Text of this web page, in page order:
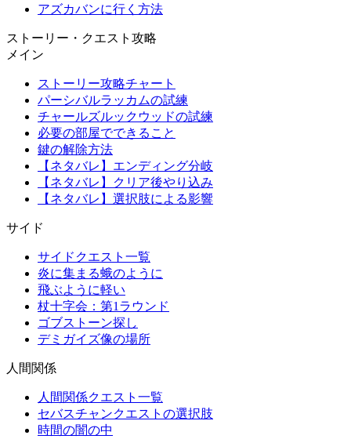
アズカバンに行く方法
ストーリー・クエスト攻略
メイン
ストーリー攻略チャート
パーシバルラッカムの試練
チャールズルックウッドの試練
必要の部屋でできること
鍵の解除方法
【ネタバレ】エンディング分岐
【ネタバレ】クリア後やり込み
【ネタバレ】選択肢による影響
サイド
サイドクエスト一覧
炎に集まる蛾のように
飛ぶように軽い
杖十字会：第1ラウンド
ゴブストーン探し
デミガイズ像の場所
人間関係
人間関係クエスト一覧
セバスチャンクエストの選択肢
時間の闇の中